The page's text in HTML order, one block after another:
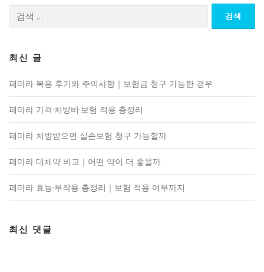
최신 글
페마라 복용 후기와 주의사항｜보험금 청구 가능한 경우
페마라 가격·처방비·보험 적용 총정리
페마라 처방받으면 실손보험 청구 가능할까
페마라 대체약 비교｜어떤 약이 더 좋을까
페마라 효능·부작용 총정리｜보험 적용 여부까지
최신 댓글